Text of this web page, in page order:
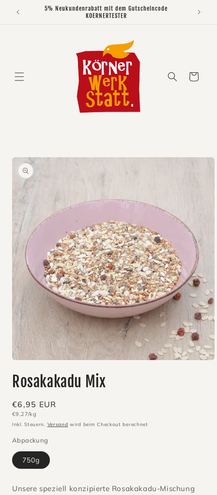
zum
5% Neukundenrabatt mit dem Gutscheincode
KOERNERTESTER
Warenkorb
in
Modal
Rosakakadu Mix
Normaler
Preis
€6,95 EUR
Grundpreis
€9,27/kg
Inkl. Steuern. Versand wird beim Checkout berechnet
Abpackung
750g
Unsere speziell konzipierte Rosakakadu-Mischung